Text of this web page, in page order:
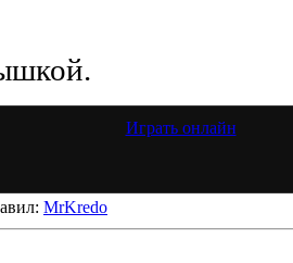
Играть онлайн
: MrKredo